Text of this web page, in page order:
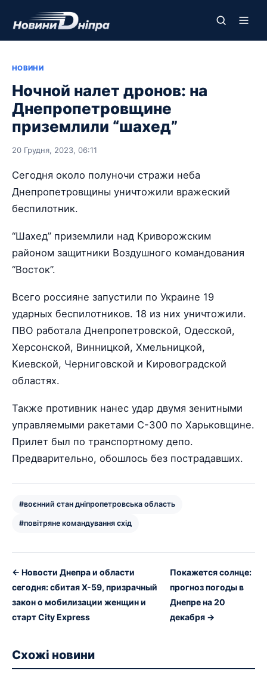
НОВИНИ
Ночной налет дронов: на
Днепропетровщине
приземлили “шахед”
20 Грудня, 2023, 06:11
Сегодня около полуночи стражи неба
Днепропетровщины уничтожили вражеский
беспилотник.
“Шахед” приземлили над Криворожским
районом защитники Воздушного командования
“Восток”.
Всего россияне запустили по Украине 19
ударных беспилотников. 18 из них уничтожили.
ПВО работала Днепропетровской, Одесской,
Херсонской, Винницкой, Хмельницкой,
Киевской, Черниговской и Кировоградской
областях.
Также противник нанес удар двумя зенитными
управляемыми ракетами С-300 по Харьковщине.
Прилет был по транспортному депо.
Предварительно, обошлось без пострадавших.
#воєнний стан дніпропетровська область
#повітряне командування схід
← Новости Днепра и области
сегодня: сбитая Х-59, призрачный
закон о мобилизации женщин и
старт City Express
Покажется солнце:
прогноз погоды в
Днепре на 20
декабря →
Схожі новини